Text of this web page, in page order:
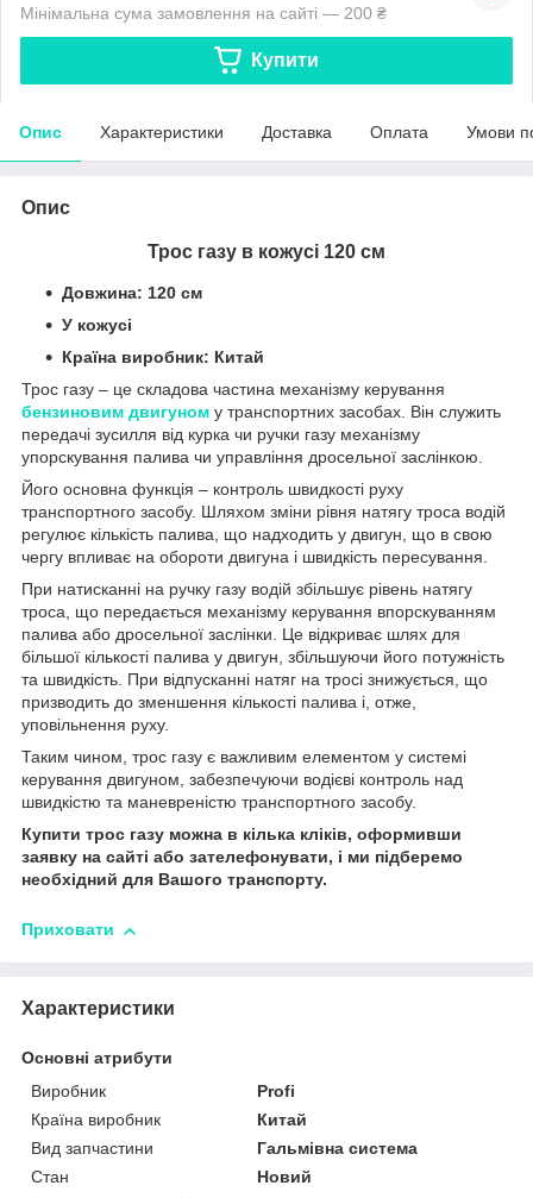
Мінімальна сума замовлення на сайті — 200 ₴
Купити
Опис Характеристики Доставка Оплата Умови
Опис
Трос газу в кожусі 120 см
Довжина: 120 см
У кожусі
Країна виробник: Китай
Трос газу – це складова частина механізму керування
бензиновим двигуном у транспортних засобах. Він служить
передачі зусилля від курка чи ручки газу механізму
упорскування палива чи управління дросельної заслінкою.
Його основна функція – контроль швидкості руху
транспортного засобу. Шляхом зміни рівня натягу троса водій
регулює кількість палива, що надходить у двигун, що в свою
чергу впливає на обороти двигуна і швидкість пересування.
При натисканні на ручку газу водій збільшує рівень натягу
троса, що передається механізму керування впорскуванням
палива або дросельної заслінки. Це відкриває шлях для
більшої кількості палива у двигун, збільшуючи його потужність
та швидкість. При відпусканні натяг на тросі знижується, що
призводить до зменшення кількості палива і, отже,
уповільнення руху.
Таким чином, трос газу є важливим елементом у системі
керування двигуном, забезпечуючи водієві контроль над
швидкістю та маневреністю транспортного засобу.
Купити трос газу можна в кілька кліків, оформивши
заявку на сайті або зателефонувати, і ми підберемо
необхідний для Вашого транспорту.
Приховати
Характеристики
Основні атрибути
Виробник
Profi
Країна виробник
Китай
Вид запчастини
Гальмівна система
Стан
Новий